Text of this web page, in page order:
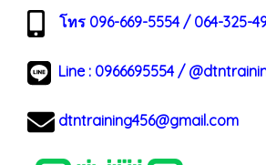
โทร 096-669-5554 / 064-325-
Line : 0966695554/
dtntraining456@gmail.com